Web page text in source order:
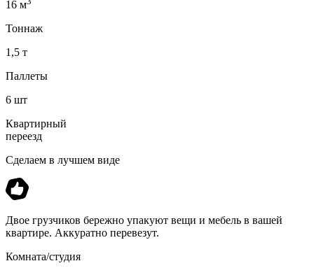
16 м
Тоннаж
1,5 т
Паллеты
6 шт
Квартирный
переезд
Сделаем в лучшем виде
Двое грузчиков бережно упакуют вещи и мебель в вашей
квартире. Аккуратно перевезут.
Комната/студия